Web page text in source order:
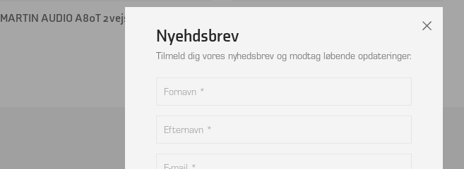
MARTIN AUDIO A80T 2 vejs kabinet – styk
MARTIN AUDIO FlexPoint FP6, 6″ 2 vejs, pr.
stk.
Nyehdsbrev
Tilmeld dig vores nyhedsbrev og modtag løbende opdateringer.